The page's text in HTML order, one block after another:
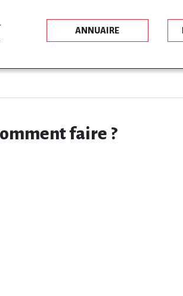
ANNUAIRE
faire ?